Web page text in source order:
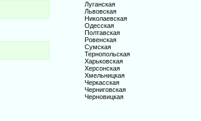
Луганская
Львовская
Николаевская
Одесская
Полтавская
Ровенская
Сумская
Тернопольская
Харьковская
Херсонская
Хмельницкая
Черкасская
Черниговская
Черновицкая